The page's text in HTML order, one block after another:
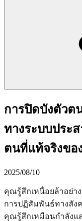
การปิดบังตัวต
ทางระบบประ
ตนที่แท้จริงข
2025/08/10
คุณรู้สึกเหนื่อยล้าอย่า
การปฏิสัมพันธ์ทางสัง
คุณรู้สึกเหมือนกำลังแ